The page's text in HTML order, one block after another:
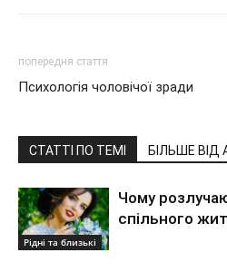
попередня стаття
Психологія чоловічої зради
СТАТТІ ПО ТЕМІ БІЛЬШЕ ВІД
Рідні та близькі
Чому
спільного